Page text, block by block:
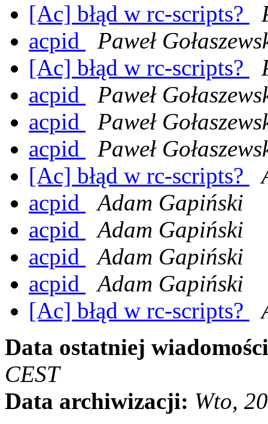
[Ac] błąd w rc-scripts?
acpid
Paweł
[Ac] błąd w rc-scripts?
acpid
Paweł
acpid
Paweł
acpid
Paweł
[Ac] błąd w rc-scripts?
acpid
Adam Gapiński
acpid
Adam Gapiński
acpid
Adam Gapiński
acpid
Adam Gapiński
[Ac] błąd w rc-scripts?
Data ostatniej
CEST
Data archiwizacji: Wto,